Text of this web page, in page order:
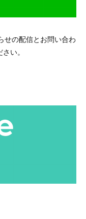
せの配信とお問い合わ
い。